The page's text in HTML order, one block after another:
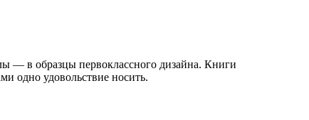
— в образцы первоклассного дизайна. Книги
одно удовольствие носить.